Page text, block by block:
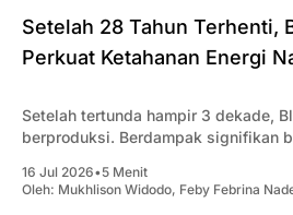
Setelah 28 Tahun Terhenti,
Perkuat Ketahanan Energi
Setelah tertunda hampir 3 dekade,
berproduksi. Berdampak signifikan
16 Jul 2026•5 Menit
Oleh: Mukhlison Widodo, Feby Febrina